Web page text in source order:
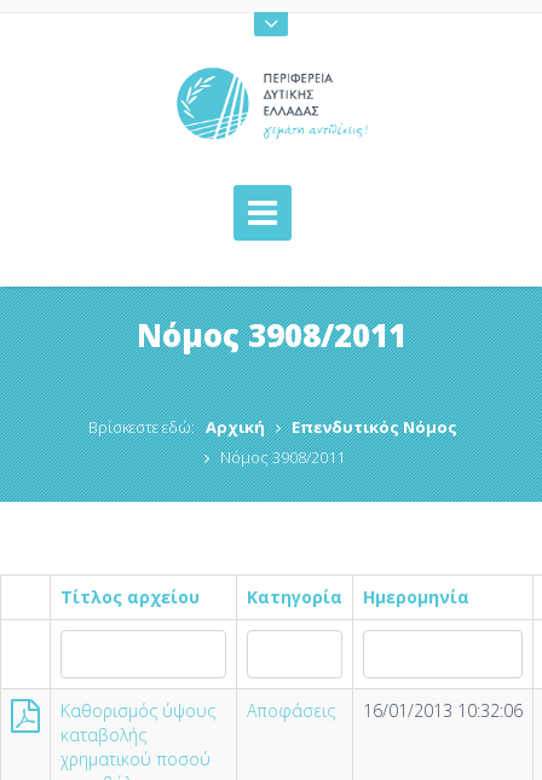
Νόμος 3908/2011
Βρίσκεστε εδώ: Αρχική
Επενδυτικός Νόμος
Νόμος 3908/2011
Τίτλος αρχείου Κατηγορία Ημερομηνία
Καθορισμός ύψους
καταβολής
χρηματικού ποσού
Αποφάσεις 16/01/2013 10:32:06